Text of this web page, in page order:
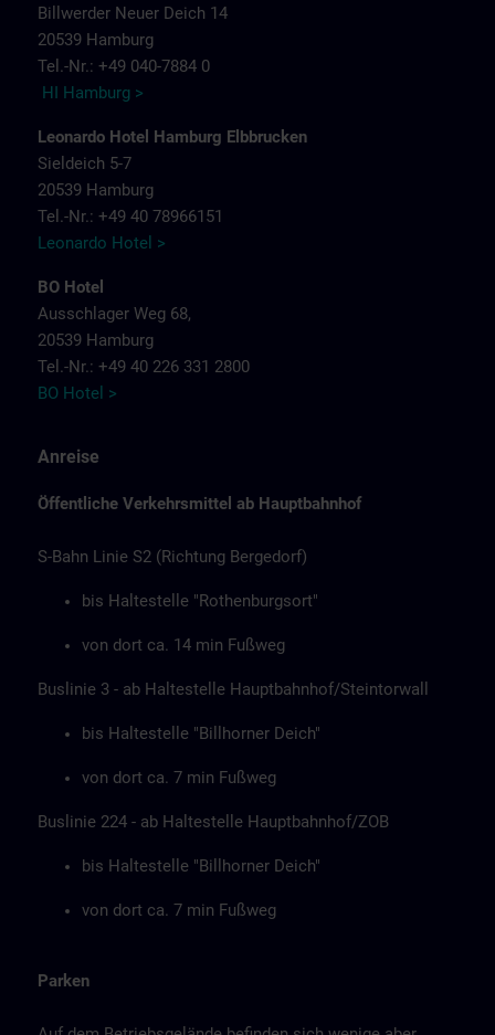
Billwerder Neuer Deich 14
20539 Hamburg
Tel.-Nr.: +49 040-7884 0
HI Hamburg >
Leonardo Hotel Hamburg Elbbrucken
Sieldeich 5-7
20539 Hamburg
Tel.-Nr.: +49 40 78966151
Leonardo Hotel >
BO Hotel
Ausschlager Weg 68,
20539 Hamburg
Tel.-Nr.: +49 40 226 331 2800
BO Hotel >
Anreise
Öffentliche Verkehrsmittel ab Hauptbahnhof
S-Bahn Linie S2 (Richtung Bergedorf)
bis Haltestelle "Rothenburgsort"
von dort ca. 14 min Fußweg
Buslinie 3 - ab Haltestelle Hauptbahnhof/Steintorwall
bis Haltestelle "Billhorner Deich"
von dort ca. 7 min Fußweg
Buslinie 224 - ab Haltestelle Hauptbahnhof/ZOB
bis Haltestelle "Billhorner Deich"
von dort ca. 7 min Fußweg
Parken